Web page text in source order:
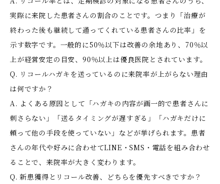
実際に来院した患者さんの割合のことです。つまり「治療が
終わった後も継続して通ってくれている患者さんの比率」を
示す数字です。一般的に50％以下は改善の余地あり、70％以
上が経営安定の目安、90％以上は優良医院とされています。
Q. リコールハガキを送っているのに来院率が上がらない理由
は何ですか？
A. よくある原因として「ハガキの内容が画一的で患者さんに
刺さらない」「送るタイミングが遅すぎる」「ハガキだけに
頼って他の手段を使っていない」などが挙げられます。患者
さんの年代や好みに合わせてLINE・SMS・電話を組み合わせ
ることで、来院率が大きく変わります。
Q. 新患獲得とリコール改善、どちらを優先すべきですか？